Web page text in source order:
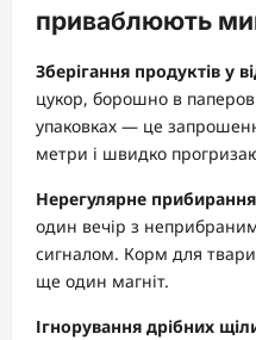
приваблюють
Зберігання продуктів у
цукор, борошно в
упаковках — це
метри і швидко
Нерегулярне прибирання
один вечір з
сигналом. Корм для
ще один магніт.
Ігнорування дрібних